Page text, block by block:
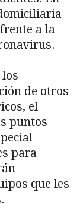
a la
de otros
el
puntos
para
que les